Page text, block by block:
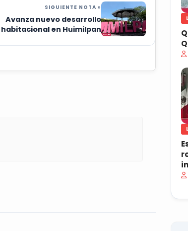
SIGUIENTE NOTA »
Avanza nuevo desarrollo
habitacional en Huimilpan